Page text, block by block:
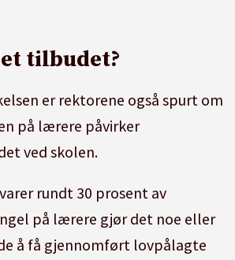
tilbudet?
er rektorene også spurt om
på lærere påvirker
ved skolen.
rundt 30 prosent av
på lærere gjør det noe eller
å få gjennomført lovpålagte